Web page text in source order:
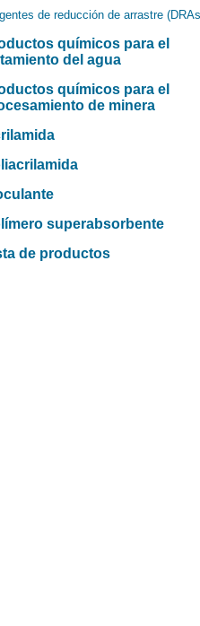
de reducción de arrastre
químicos para el
del agua
químicos para el
de minera
superabsorbente
de productos